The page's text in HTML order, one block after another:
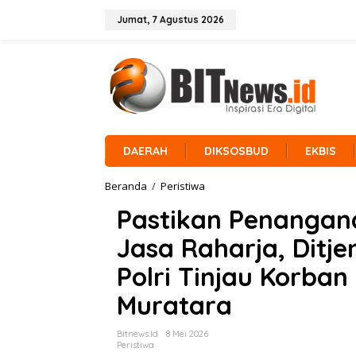
Jumat, 7 Agustus 2026
DAERAH DIKSOSBUD EKBIS
Beranda / Peristiwa
s
i
k
a
n
P
e
n
Pastikan
Jasa Raharja,
Polri Tinjau Korban
Muratara
Bitnews.id
8 Mei 2026
Peristiwa